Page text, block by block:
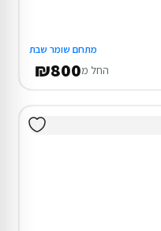
מתחם שומר שבת
החל מ₪800